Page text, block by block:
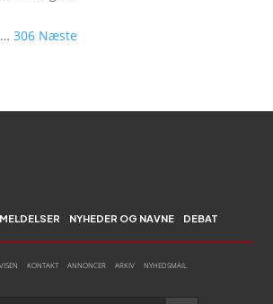
… 306 Næste
NYHEDER OG NAVNE DEBAT
KONTAKT ANNONCER ARKIV NYHEDSMAIL